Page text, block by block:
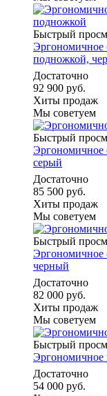
Быстрый
Эргономичное
подножкой,
Достаточно
92 900 руб.
Хиты продаж
Мы советуем
Быстрый
Эргономичное
серый
Достаточно
85 500 руб.
Хиты продаж
Мы советуем
Быстрый
Эргономичное
черный
Достаточно
82 000 руб.
Хиты продаж
Мы советуем
Быстрый
Эргономичное
Достаточно
54 000 руб.